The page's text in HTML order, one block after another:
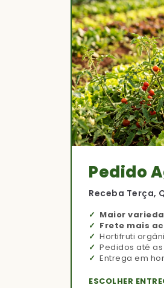
Pedido
Receba Terça,
Maior
Frete mais
Hortifruti
Pedidos até
Entrega em
ESCOLHER